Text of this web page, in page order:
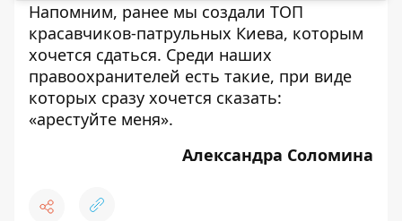
Напомним, ранее мы создали ТОП
красавчиков-патрульных Киева, которым
хочется сдаться. Среди наших
правоохранителей есть такие, при виде
которых сразу хочется сказать:
«арестуйте меня».
Александра Соломина